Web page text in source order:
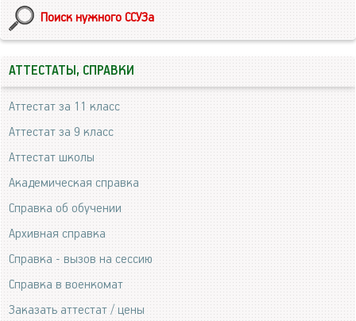
Поиск нужного ССУЗа
АТТЕСТАТЫ, СПРАВКИ
Аттестат за 11 класс
Аттестат за 9 класс
Аттестат школы
Академическая справка
Справка об обучении
Архивная справка
Справка - вызов на сессию
Справка в военкомат
Заказать аттестат / цены